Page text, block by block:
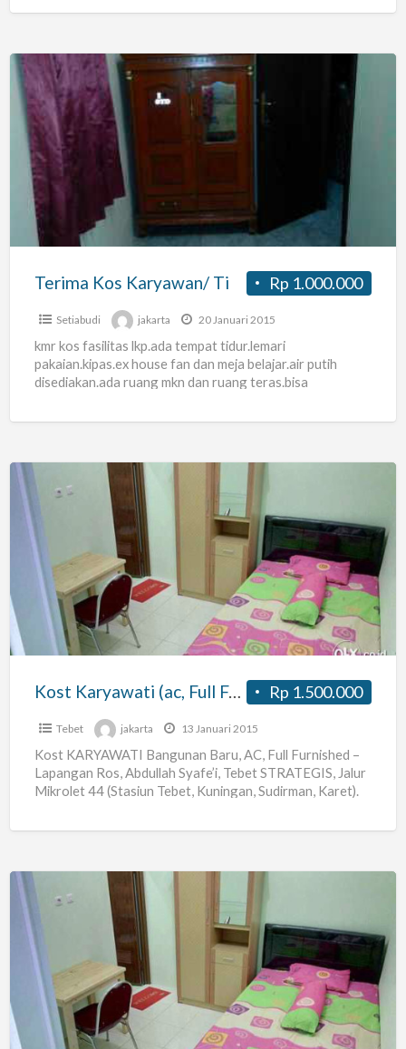
Terima
Kos
Karyawan/
Rp 1.000.000
Terima Kos Karyawan/ Ti
Setiabudi jakarta 20 Januari 2015
kmr kos fasilitas lkp.ada tempat tidur.lemari
pakaian.kipas.ex house fan dan meja belajar.air putih
disediakan.ada ruang mkn dan ruang teras.bisa
alamat[…]
Kost
Karyawati
Furnished)
Lapros
Tebet
Rp 1.500.000
Kost Karyawati (ac, Full Furnished) Lapros Tebet
Tebet jakarta 13 Januari 2015
Kost KARYAWATI Bangunan Baru, AC, Full Furnished –
Lapangan Ros, Abdullah Syafe’i, Tebet STRATEGIS, Jalur
Mikrolet 44 (Stasiun Tebet, Kuningan, Sudirman, Karet).
Kost
Karyawati
Lapros
Tebet
(ac,k
Mdi